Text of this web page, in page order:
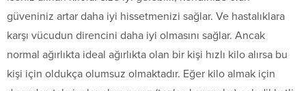
güveniniz artar daha iyi hissetmenizi sağlar. Ve hastalıklara
karşı vücudun direncini daha iyi olmasını sağlar. Ancak
normal ağırlıkta ideal ağırlıkta olan bir kişi hızlı kilo alırsa bu
kişi için oldukça olumsuz olmaktadır. Eğer kilo almak için